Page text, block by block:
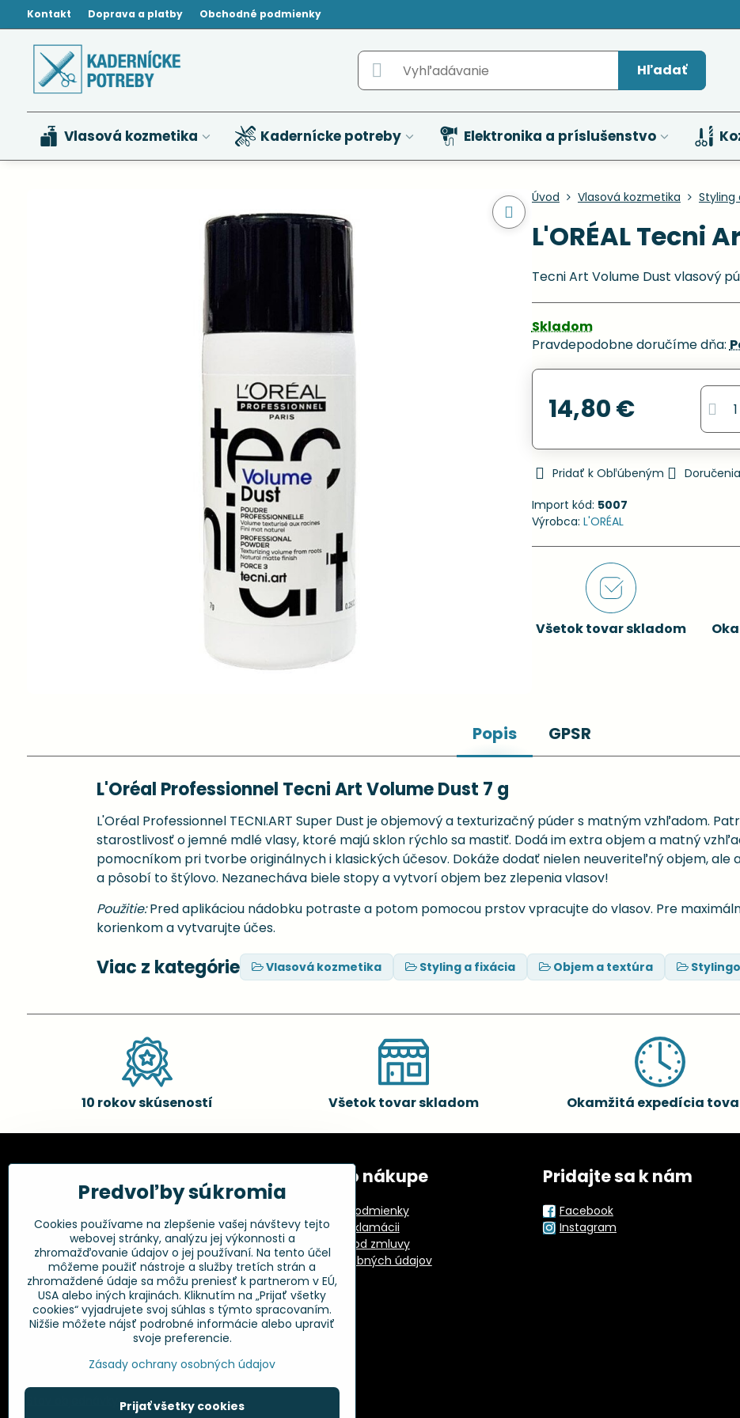
Kontakt Doprava a platby Obchodné podmienky
Hľadať
Vlasová kozmetika Kadernícke potreby Elektronika a príslušenstvo
Úvod Vlasová kozmetika Styling
L'ORÉAL Tecni
Tecni Art Volume Dust vlasový
Skladom
Pravdepodobne doručíme dňa:
14,80 €
Pridať k Obľúbeným
Doručenia
Import kód: 5007
Výrobca: L'ORÉAL
Všetok tovar skladom
Popis GPSR
L'Oréal Professionnel Tecni Art Volume Dust 7 g
L'Oréal Professionnel TECNI.ART Super Dust je objemový a texturizačný púder s matným vzhľadom.
starostlivosť o jemné mdlé vlasy, ktoré majú sklon rýchlo sa mastiť. Dodá im extra objem a matný
pomocníkom pri tvorbe originálnych i klasických účesov. Dokáže dodať nielen neuveriteľný objem, ale
a pôsobí to štýlovo. Nezanecháva biele stopy a vytvorí objem bez zlepenia vlasov!
Použitie:Pred aplikáciou nádobku potraste a potom pomocou prstov vpracujte do vlasov. Pre
korienkom a vytvarujte účes.
Viac z kategórie Vlasová kozmetika Styling a fixácia Objem a textúra
10 rokov skúseností Všetok tovar skladom Okamžitá expedícia
Kadernícke potreby, s.r.o.
Fakturačné údaje:
Kadernícke potreby, s.r.o.
Klincová 37
821 08 Bratislava
+421 948 014 333
info​@kadernickepotreby​.sk
Objednávky
Všetko o nákupe
Obchodné podmienky
Postup pri reklamácii
Odstúpenie od zmluvy
Ochrana osobných údajov
GPSR
Pridajte sa k nám
Facebook
Instagram
Predvoľby súkromia
Cookies používame na zlepšenie vašej návštevy tejto
webovej stránky, analýzu jej výkonnosti a
zhromažďovanie údajov o jej používaní. Na tento účel
môžeme použiť nástroje a služby tretích strán a
zhromaždené údaje sa môžu preniesť k partnerom v EÚ,
USA alebo iných krajinách. Kliknutím na „Prijať všetky
cookies“ vyjadrujete svoj súhlas s týmto spracovaním.
Nižšie môžete nájsť podrobné informácie alebo upraviť
svoje preferencie.
Zásady ochrany osobných údajov
Prijať všetky cookies